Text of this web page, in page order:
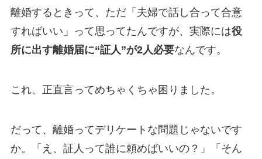
離婚するときって、ただ「夫婦で話し合って合意
すればいい」って思ってたんですが、実際には役
所に出す離婚届に“証人”が2人必要なんです。
これ、正直言ってめちゃくちゃ困りました。
だって、離婚ってデリケートな問題じゃないです
か。「え、証人って誰に頼めばいいの？」「そん